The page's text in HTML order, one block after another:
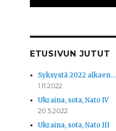
ETUSIVUN JUTUT
Syksystä 2022 alkaen…
1.11.2022
Ukraina, sota, Nato IV
20.5.2022
Ukraina, sota, Nato III